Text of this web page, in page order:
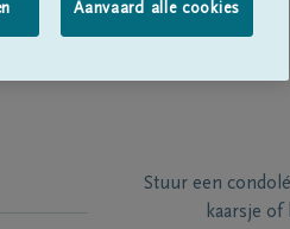
Stuur een
kaarsje
Aanvaard alle cookies